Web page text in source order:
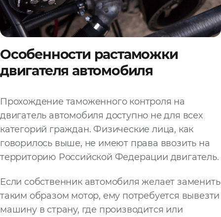
Особенности растаможки
двигателя автомобиля
Прохождение таможенного контроля на
двигатель автомобиля доступно не для всех
категорий граждан. Физические лица, как
говорилось выше, не имеют права ввозить на
территорию Российской Федерации двигатель.
Если собственник автомобиля желает заменить
таким образом мотор, ему потребуется вывезти
машину в страну, где производится или